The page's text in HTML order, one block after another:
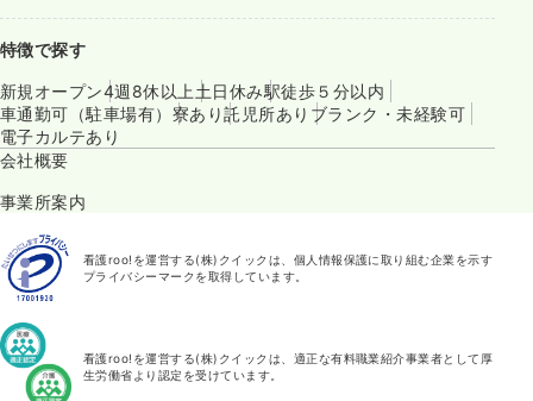
特徴で探す
新規オープン4週8休以上 土日休み駅徒歩５分以内
車通勤可（駐車場有） 寮あり託児所あり ブランク・未経験可
電子カルテあり
会社概要
事業所案内
看護roo!を運営する(株)クイックは、個人情報保護に取り組む企業を示す
プライバシーマークを取得しています。
看護roo!を運営する(株)クイックは、適正な有料職業紹介事業者として厚
生労働省より認定を受けています。